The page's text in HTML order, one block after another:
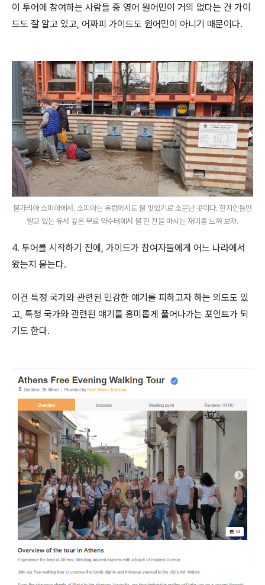
이 투어에 참여하는 사람들 중 영어 원어민이 거의 없다는 건 가이
드도 잘 알고 있고, 어짜피 가이드도 원어민이 아니기 때문이다.
불가리아 소피아에서. 소피아는 유럽에서도 물 맛있기로 소문난 곳이다. 현지인들만
알고 있는 유서 깊은 무료 약수터에서 물 한 잔을 마시는 재미를 느껴 보자.
4. 투어를 시작하기 전에, 가이드가 참여자들에게 어느 나라에서
왔는지 묻는다.
이건 특정 국가와 관련된 민감한 얘기를 피하고자 하는 의도도 있
고, 특정 국가와 관련된 얘기를 흥미롭게 풀어나가는 포인트가 되
기도 한다.